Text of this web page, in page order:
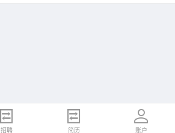
招聘 简历 账户